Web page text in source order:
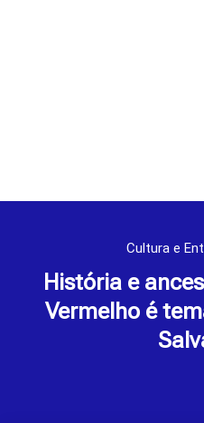
Cultura e
História e
Vermelho é